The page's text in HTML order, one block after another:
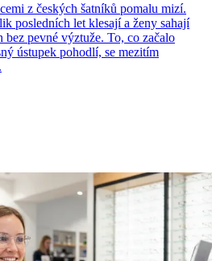
z českých šatníků pomalu mizí.
posledních let klesají a ženy sahají
pevné výztuže. To, co začalo
ústupek pohodlí, se mezitím